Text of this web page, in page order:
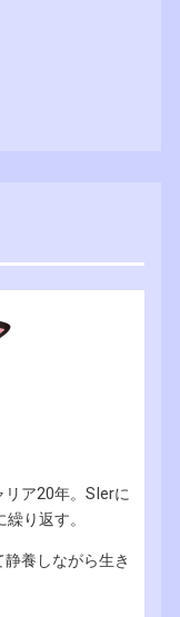
ア20年。SIerに
り返す。
養しながら生き